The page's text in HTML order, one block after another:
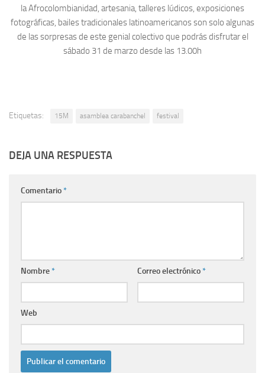
la Afrocolombianidad, artesania, talleres lúdicos, exposiciones
fotográficas, bailes tradicionales latinoamericanos son solo algunas
de las sorpresas de este genial colectivo que podrás disfrutar el
sábado 31 de marzo desde las 13.00h
Etiquetas: 15M asamblea carabanchel festival
DEJA UNA RESPUESTA
Comentario*
Nombre* Correo electrónico*
Web